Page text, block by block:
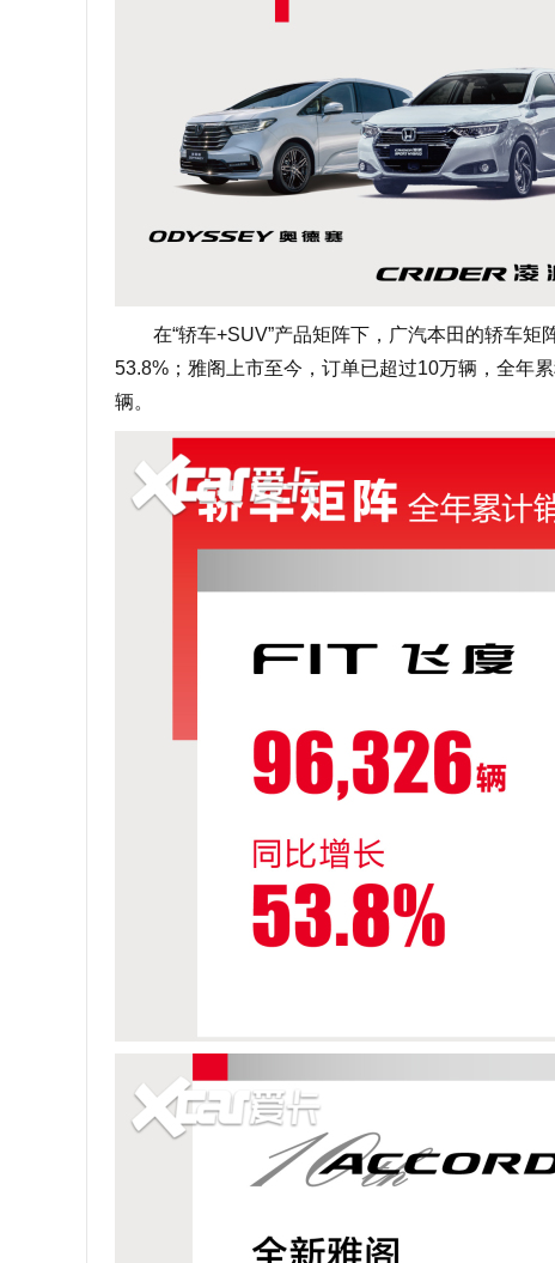
在“轿车+SUV”产品矩阵下，广汽本田的轿车矩
53.8%；雅阁上市至今，订单已超过10万辆，全年
辆。